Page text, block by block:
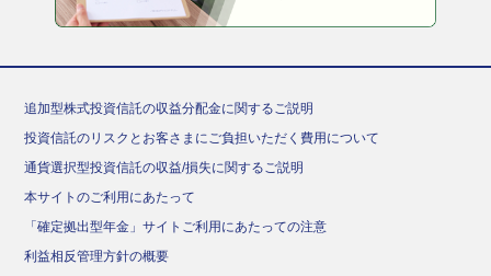
追加型株式投資信託の収益分配金に関するご説明
投資信託のリスクとお客さまにご負担いただく費用について
通貨選択型投資信託の収益/損失に関するご説明
本サイトのご利用にあたって
「確定拠出型年金」サイトご利用にあたっての注意
利益相反管理方針の概要